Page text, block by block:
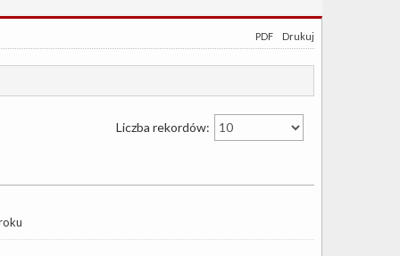
Drukuj
PDF
Liczba rekordów: